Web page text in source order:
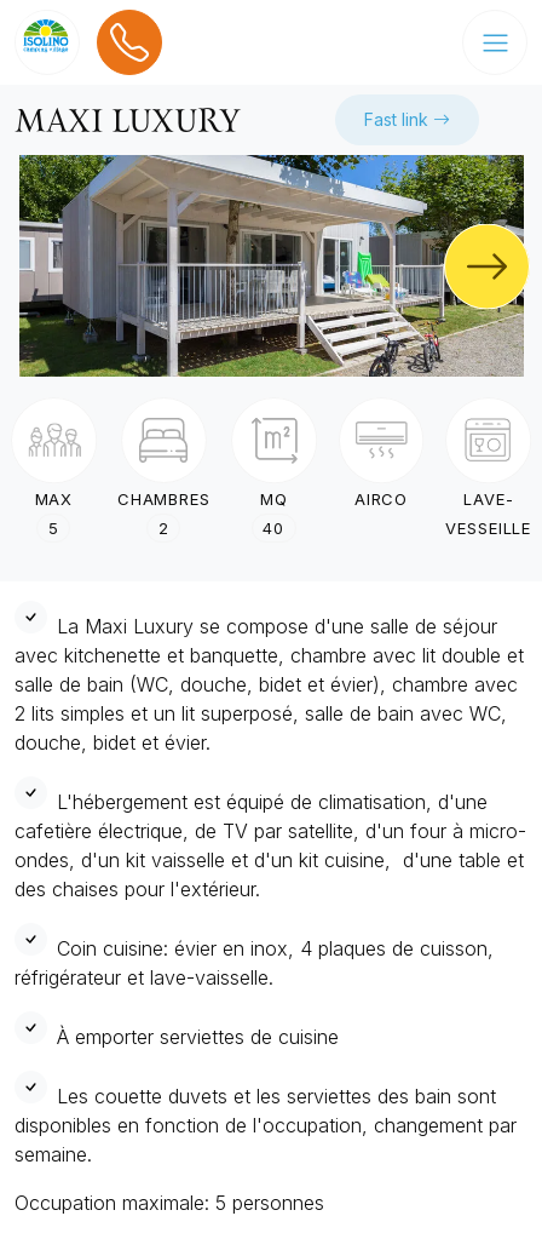
MAXI LUXURY Fast link
MAX
5
CHAMBRES
2
MQ
40
AIRCO
LAVE-
VESSEILLE
La Maxi Luxury se compose d'une salle de séjour
avec kitchenette et banquette, chambre avec lit double et
salle de bain (WC, douche, bidet et évier), chambre avec
2 lits simples et un lit superposé, salle de bain avec WC,
douche, bidet et évier.
L'hébergement est équipé de climatisation, d'une
cafetière électrique, de TV par satellite, d'un four à micro-
ondes, d'un kit vaisselle et d'un kit cuisine, d'une table et
des chaises pour l'extérieur.
Coin cuisine: évier en inox, 4 plaques de cuisson,
réfrigérateur et lave-vaisselle.
À emporter serviettes de cuisine
Les couette duvets et les serviettes des bain sont
disponibles en fonction de l'occupation, changement par
semaine.
Occupation maximale: 5 personnes